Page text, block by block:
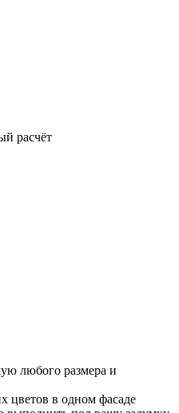
расчёт
любого размера и
цветов в одном фасаде